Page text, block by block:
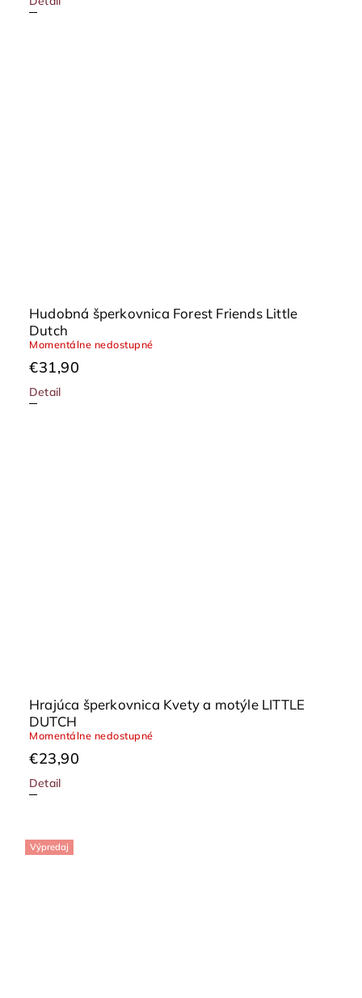
Hudobná šperkovnica Forest Friends Little
Dutch
Momentálne nedostupné
€31,90
Detail
Hrajúca šperkovnica Kvety a motýle LITTLE
DUTCH
Momentálne nedostupné
€23,90
Detail
Výpredaj